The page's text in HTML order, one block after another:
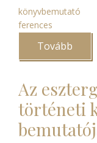
könyvbemutató
ferences
Tovább
Az
történeti